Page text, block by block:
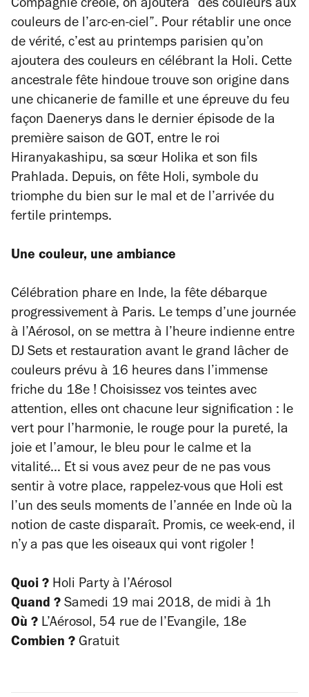
Compagnie créole, on ajoutera “des couleurs aux
couleurs de l’arc-en-ciel”. Pour rétablir une once
de vérité, c’est au printemps parisien qu’on
ajoutera des couleurs en célébrant la Holi. Cette
ancestrale fête hindoue trouve son origine dans
une chicanerie de famille et une épreuve du feu
façon Daenerys dans le dernier épisode de la
première saison de GOT, entre le roi
Hiranyakashipu, sa sœur Holika et son fils
Prahlada. Depuis, on fête Holi, symbole du
triomphe du bien sur le mal et de l’arrivée du
fertile printemps.
Une couleur, une ambiance
Célébration phare en Inde, la fête débarque
progressivement à Paris. Le temps d’une journée
à l’Aérosol, on se mettra à l’heure indienne entre
DJ Sets et restauration avant le grand lâcher de
couleurs prévu à 16 heures dans l’immense
friche du 18e ! Choisissez vos teintes avec
attention, elles ont chacune leur signification : le
vert pour l’harmonie, le rouge pour la pureté, la
joie et l’amour, le bleu pour le calme et la
vitalité… Et si vous avez peur de ne pas vous
sentir à votre place, rappelez-vous que Holi est
l’un des seuls moments de l’année en Inde où la
notion de caste disparaît. Promis, ce week-end, il
n’y a pas que les oiseaux qui vont rigoler !
Quoi ? Holi Party à l’Aérosol
Quand ? Samedi 19 mai 2018, de midi à 1h
Où ? L’Aérosol, 54 rue de l’Evangile, 18e
Combien ? Gratuit